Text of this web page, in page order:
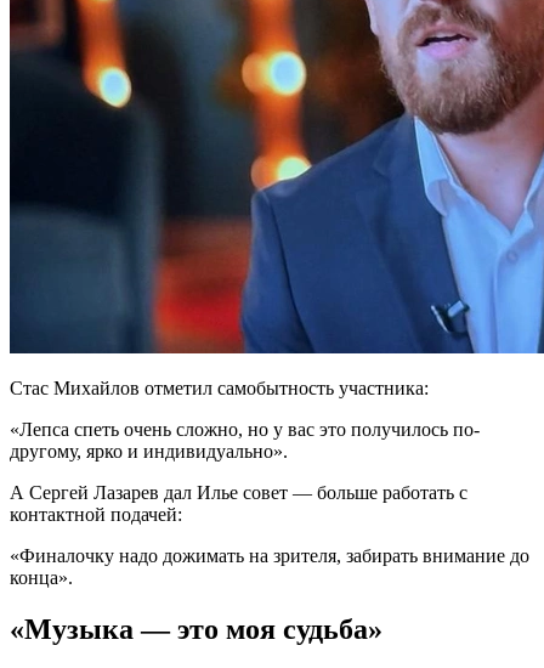
Стас Михайлов отметил самобытность участника:
«Лепса спеть очень сложно, но у вас это получилось по-
другому, ярко и индивидуально».
А Сергей Лазарев дал Илье совет — больше работать с
контактной подачей:
«Финалочку надо дожимать на зрителя, забирать внимание до
конца».
«Музыка — это моя судьба»